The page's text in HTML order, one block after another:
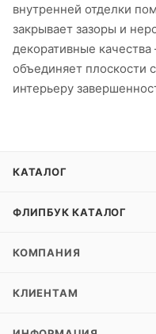
внутренней отделки
закрывает зазоры и
декоративные
объединяет плоскости
интерьеру
КАТАЛОГ
ФЛИПБУК КАТАЛОГ
КОМПАНИЯ
КЛИЕНТАМ